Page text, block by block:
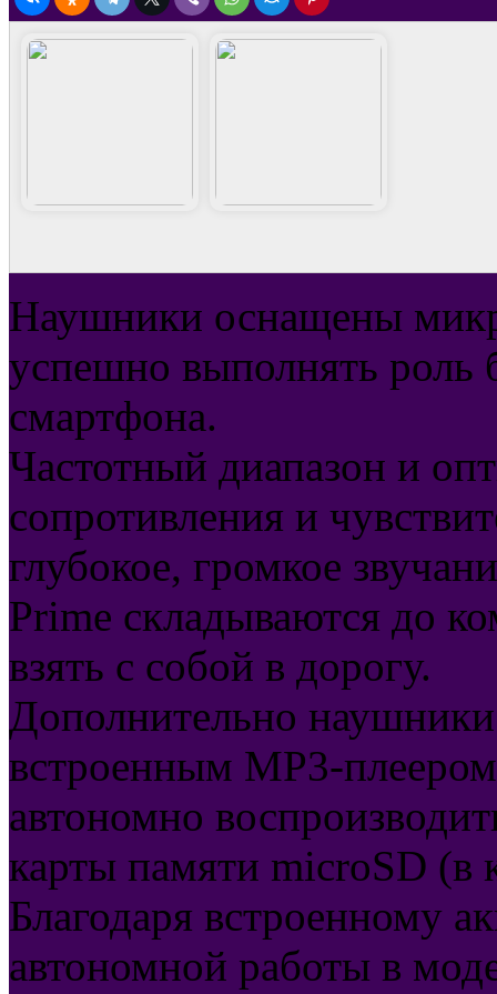
Наушники оснащены
успешно выполнять роль
смартфона.
Частотный диапазон и
сопротивления и
глубокое, громкое
Prime складываются до
взять с собой в дорогу.
Дополнительно
встроенным MP3-
автономно
карты памяти microSD (в
Благодаря встроенному
автономной работы в